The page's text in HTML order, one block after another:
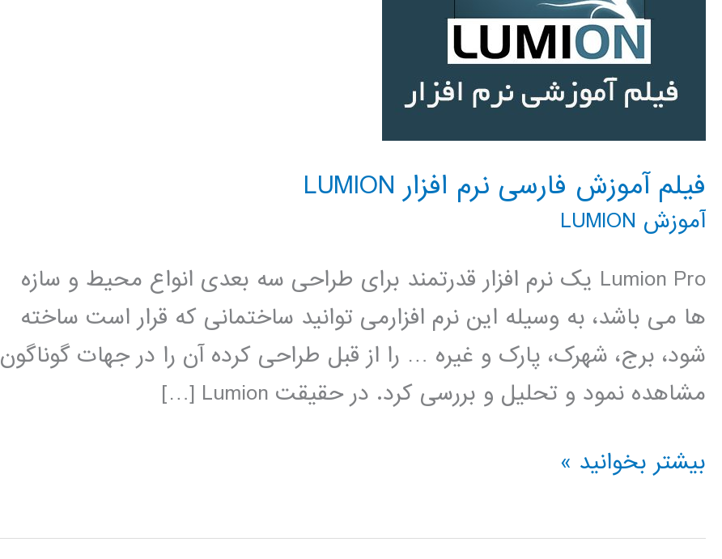
فیلم آموزش فارسی نرم افزار LUMION
آموزش LUMION
Lumion Pro یک نرم افزار قدرتمند برای طراحی سه بعدی انواع محیط و سازه
ها می باشد، به وسیله این نرم افزارمی توانید ساختمانی که قرار است ساخته
شود، برج، شهرک، پارک و غیره … را از قبل طراحی کرده آن را در جهات گوناگون
مشاهده نمود و تحلیل و بررسی کرد. در حقیقت Lumion […]
فیلم
فارسی
بیشتر بخوانید »